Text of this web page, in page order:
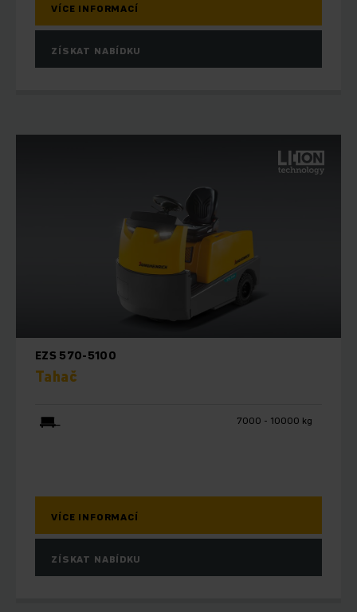
VÍCE INFORMACÍ
ZÍSKAT NABÍDKU
EZS 570-5100
Tahač
7000 - 10000 kg
VÍCE INFORMACÍ
ZÍSKAT NABÍDKU